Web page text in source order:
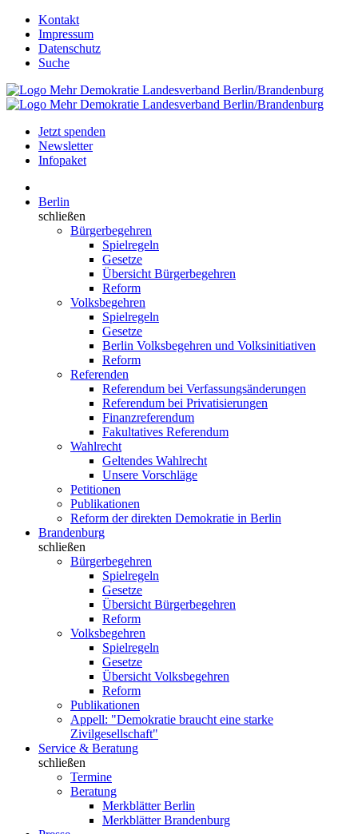
Kontakt
Impressum
Datenschutz
Suche
Jetzt spenden
Newsletter
Infopaket
Berlin
schließen
Bürgerbegehren
Spielregeln
Gesetze
Übersicht Bürgerbegehren
Reform
Volksbegehren
Spielregeln
Gesetze
Berlin Volksbegehren und Volksinitiativen
Reform
Referenden
Referendum bei Verfassungsänderungen
Referendum bei Privatisierungen
Finanzreferendum
Fakultatives Referendum
Wahlrecht
Geltendes Wahlrecht
Unsere Vorschläge
Petitionen
Publikationen
Reform der direkten Demokratie in Berlin
Brandenburg
schließen
Bürgerbegehren
Spielregeln
Gesetze
Übersicht Bürgerbegehren
Reform
Volksbegehren
Spielregeln
Gesetze
Übersicht Volksbegehren
Reform
Publikationen
Appell: "Demokratie braucht eine starke
Zivilgesellschaft"
Service & Beratung
schließen
Termine
Beratung
Merkblätter Berlin
Merkblätter Brandenburg